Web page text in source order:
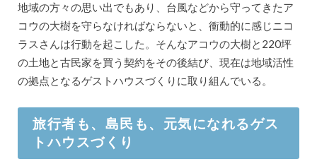
地域の方々の思い出でもあり、台風などから守ってきたア
コウの大樹を守らなければならないと、衝動的に感じニコ
ラスさんは行動を起こした。そんなアコウの大樹と220坪
の土地と古民家を買う契約をその後結び、現在は地域活性
の拠点となるゲストハウスづくりに取り組んでいる。
旅行者も、島民も、元気になれるゲス
トハウスづくり